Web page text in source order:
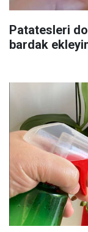
Patatesleri
bardak